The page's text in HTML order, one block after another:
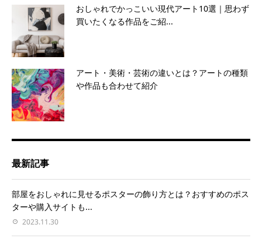
おしゃれでかっこいい現代アート10選｜思わず
買いたくなる作品をご紹...
アート・美術・芸術の違いとは？アートの種類
や作品も合わせて紹介
最新記事
部屋をおしゃれに見せるポスターの飾り方とは？おすすめのポス
ターや購入サイトも...
2023.11.30